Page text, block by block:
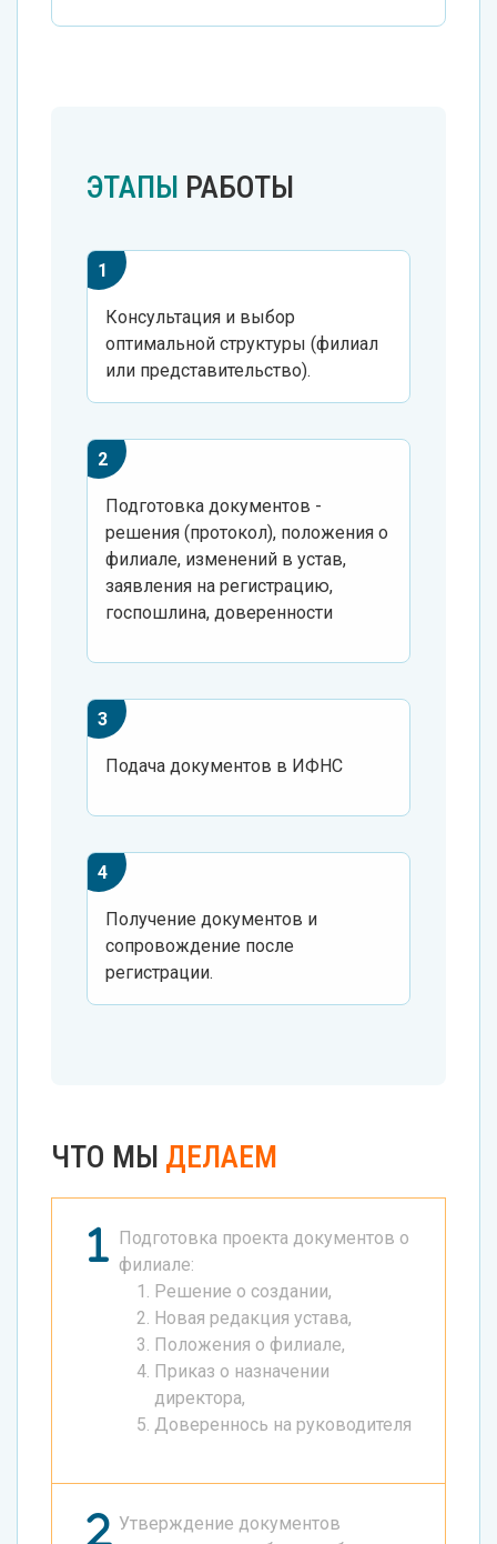
ЭТАПЫ РАБОТЫ
Консультация и выбор
оптимальной структуры (филиал
или представительство).
Подготовка документов -
решения (протокол), положения о
филиале, изменений в устав,
заявления на регистрацию,
госпошлина, доверенности
Подача документов в ИФНС
Получение документов и
сопровождение после
регистрации.
ЧТО МЫ ДЕЛАЕМ
Подготовка проекта документов о
филиале:
Решение о создании,
Новая редакция устава,
Положения о филиале,
Приказ о назначении
директора,
Довереннось на руководителя
Утверждение документов